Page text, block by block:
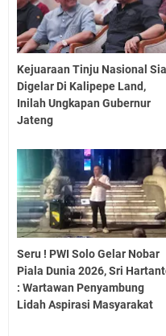
Kejuaraan Tinju Nasional
Digelar Di Kalipepe Land,
Inilah Ungkapan Gubernur
Jateng
Seru ! PWI Solo Gelar Nobar
Piala Dunia 2026, Sri
: Wartawan Penyambung
Lidah Aspirasi Masyarakat